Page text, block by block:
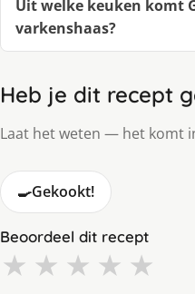
Uit welke keuken komt
varkenshaas?
Heb je dit recept
Laat het weten — het komt
🍳Gekookt!
Beoordeel dit recept
★ ★ ★ ★ ★